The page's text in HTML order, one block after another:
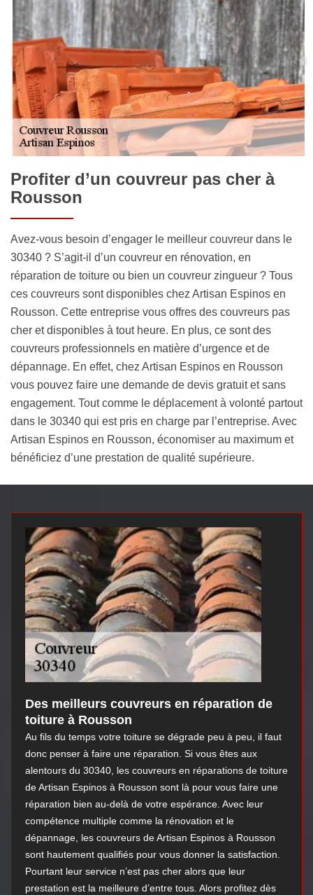
Profiter d’un couvreur pas cher à
Rousson
Avez-vous besoin d’engager le meilleur couvreur dans le
30340 ? S’agit-il d’un couvreur en rénovation, en
réparation de toiture ou bien un couvreur zingueur ? Tous
ces couvreurs sont disponibles chez Artisan Espinos en
Rousson. Cette entreprise vous offres des couvreurs pas
cher et disponibles à tout heure. En plus, ce sont des
couvreurs professionnels en matière d’urgence et de
dépannage. En effet, chez Artisan Espinos en Rousson
vous pouvez faire une demande de devis gratuit et sans
engagement. Tout comme le déplacement à volonté partout
dans le 30340 qui est pris en charge par l’entreprise. Avec
Artisan Espinos en Rousson, économiser au maximum et
bénéficiez d’une prestation de qualité supérieure.
Des meilleurs couvreurs en réparation de
toiture à Rousson
Au fils du temps votre toiture se dégrade peu à peu, il faut
donc penser à faire une réparation. Si vous êtes aux
alentours du 30340, les couvreurs en réparations de toiture
de Artisan Espinos à Rousson sont là pour vous faire une
réparation bien au-delà de votre espérance. Avec leur
compétence multiple comme la rénovation et le
dépannage, les couvreurs de Artisan Espinos à Rousson
sont hautement qualifiés pour vous donner la satisfaction.
Pourtant leur service n’est pas cher alors que leur
prestation est la meilleure d’entre tous. Alors profitez dès